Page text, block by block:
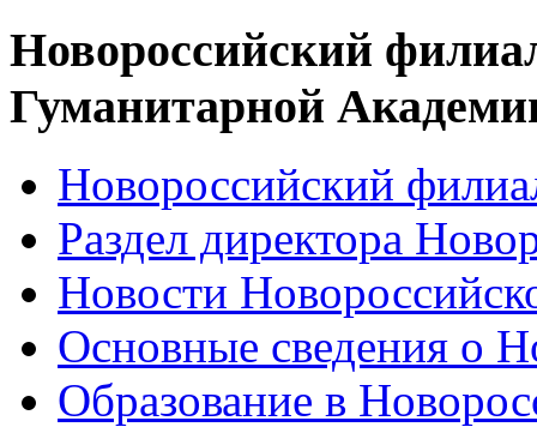
Новороссийский
Гуманитарной
Новороссийский
Раздел директора
Новости
Основные сведения о
Образование в